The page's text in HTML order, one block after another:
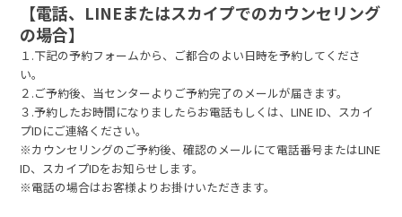
【電話、LINEまたはスカイプでのカウンセリング
の場合】
１.下記の予約フォームから、ご都合のよい日時を予約してくださ
い。
２.ご予約後、当センターよりご予約完了のメールが届きます。
３.予約したお時間になりましたらお電話もしくは、LINE ID、スカイ
プIDにご連絡ください。
※カウンセリングのご予約後、確認のメールにて電話番号またはLINE
ID、スカイプIDをお知らせします。
※電話の場合はお客様よりお掛けいただきます。